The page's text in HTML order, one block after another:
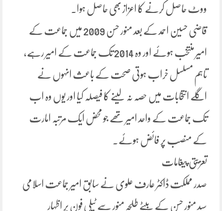
ووٹ حاصل کرنے کا اعزاز بھی حاصل ہوا۔
قاضی حسین احمد کے بعد منور حسن 2009 میں جماعت کے
امیر منتخب ہوئے اور وہ 2014 تک جماعت کے امیر رہے،
تاہم مسلسل خراب ہوتی صحت کے باعث انہوں نے
اگلے انتخابات میں حصہ نہ لینے کا فیصلہ کیا اور یوں وہ اب
تک جماعت کے واحد امیر تھے جو محض ایک مرتبہ امارت
کے منصب پر فائض ہوئے۔
تعزیتی پیغامات
صدر مملکت ڈاکٹر عارف علوی نے سابق امیر جماعت اسلامی
سید منور حسن کے بیٹے طلحہ منور سے ٹیلی فون پر اظہار